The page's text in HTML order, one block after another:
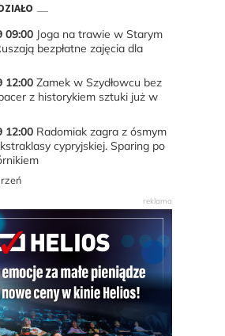
09:00Joga na trawie w Starym
bezpłatne zajęcia dla
12:00Zamek w Szydłowcu bez
z historykiem sztuki już w
12:00Radomiak zagra z ósmym
cypryjskiej. Sparing po